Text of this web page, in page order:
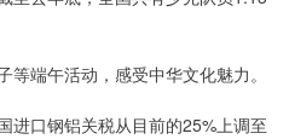
端午活动，感受中华文化魅力。
口钢铝关税从目前的25%上调至